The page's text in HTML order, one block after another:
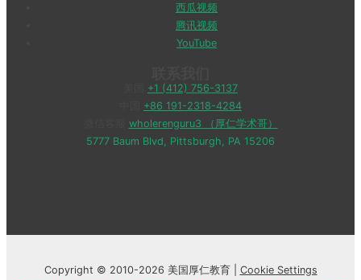
西瓜视频
腾讯视频
YouTube
+1 (412) 756-3137
+86 191-2318-4284
wholerenguru3 （厚仁学术哥）
5777 Baum Blvd, Pittsburgh, PA 15206
Copyright © 2010-2026 美国厚仁教育 | Cookie Settings